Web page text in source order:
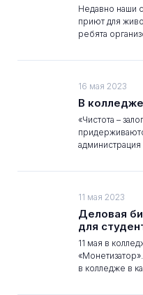
Недавно наши
приют для
ребята
16 мая 2023
В
«Чистота –
администрация
11 мая 2023
Деловая
для
11 мая в
в колледже в